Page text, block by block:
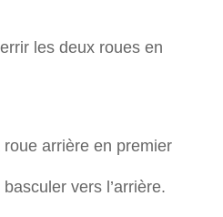
les deux roues en
arrière en premier
vers l’arrière.